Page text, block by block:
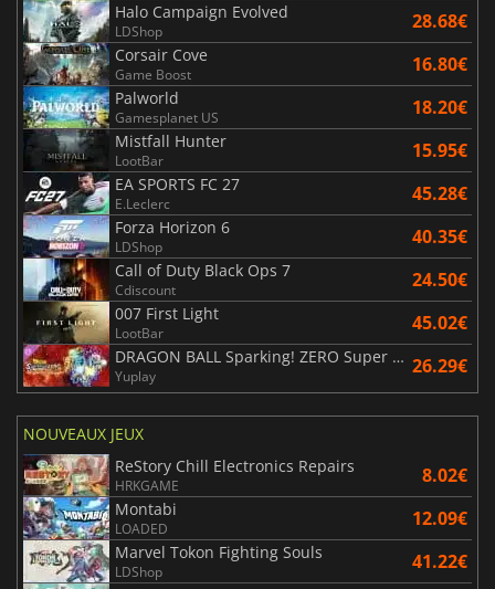
Halo Campaign Evolved
LDShop 28.68€
Corsair Cove
Game Boost 16.80€
Palworld
Gamesplanet US 18.20€
Mistfall Hunter
LootBar 15.95€
EA SPORTS FC 27
E.Leclerc 45.28€
Forza Horizon 6
LDShop 40.35€
Call of Duty Black Ops 7
Cdiscount 24.50€
007 First Light
LootBar 45.02€
DRAGON BALL Sparking! ZERO Super Limit Breaking NEO
Yuplay 26.29€
NOUVEAUX JEUX
ReStory Chill Electronics Repairs
HRKGAME 8.02€
Montabi
LOADED 12.09€
Marvel Tokon Fighting Souls
LDShop 41.22€